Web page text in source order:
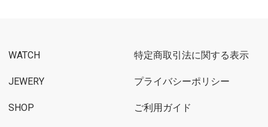
WATCH
JEWERY
SHOP
特定商取引法に関する表示
プライバシーポリシー
ご利用ガイド